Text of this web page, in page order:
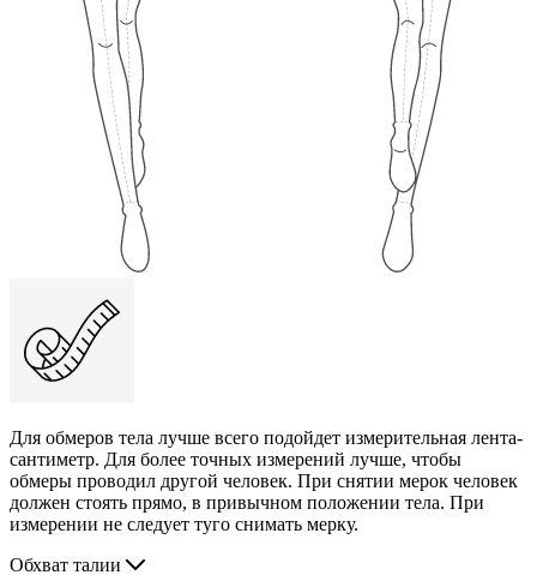
Для обмеров тела лучше всего подойдет измерительная лента-
сантиметр. Для более точных измерений лучше, чтобы
обмеры проводил другой человек. При снятии мерок человек
должен стоять прямо, в привычном положении тела. При
измерении не следует туго снимать мерку.
Обхват талии